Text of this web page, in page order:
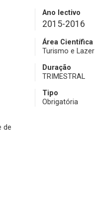
Ano lectivo
2015-2016
Área Científica
Turismo e Lazer
Duração
TRIMESTRAL
Tipo
Obrigatória
de